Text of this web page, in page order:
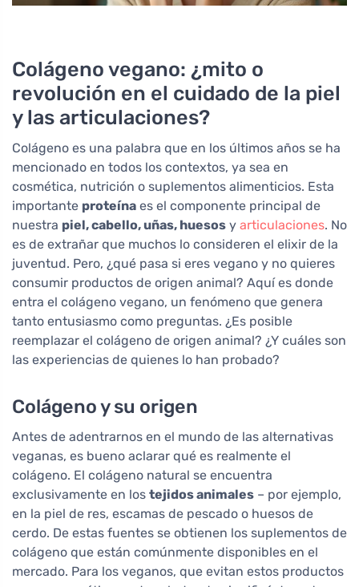
Colágeno vegano: ¿mito o
revolución en el cuidado de la piel
y las articulaciones?
Colágeno es una palabra que en los últimos años se ha
mencionado en todos los contextos, ya sea en
cosmética, nutrición o suplementos alimenticios. Esta
importante proteína es el componente principal de
nuestra piel, cabello, uñas, huesos y articulaciones. No
es de extrañar que muchos lo consideren el elixir de la
juventud. Pero, ¿qué pasa si eres vegano y no quieres
consumir productos de origen animal? Aquí es donde
entra el colágeno vegano, un fenómeno que genera
tanto entusiasmo como preguntas. ¿Es posible
reemplazar el colágeno de origen animal? ¿Y cuáles son
las experiencias de quienes lo han probado?
Colágeno y su origen
Antes de adentrarnos en el mundo de las alternativas
veganas, es bueno aclarar qué es realmente el
colágeno. El colágeno natural se encuentra
exclusivamente en los tejidos animales – por ejemplo,
en la piel de res, escamas de pescado o huesos de
cerdo. De estas fuentes se obtienen los suplementos de
colágeno que están comúnmente disponibles en el
mercado. Para los veganos, que evitan estos productos